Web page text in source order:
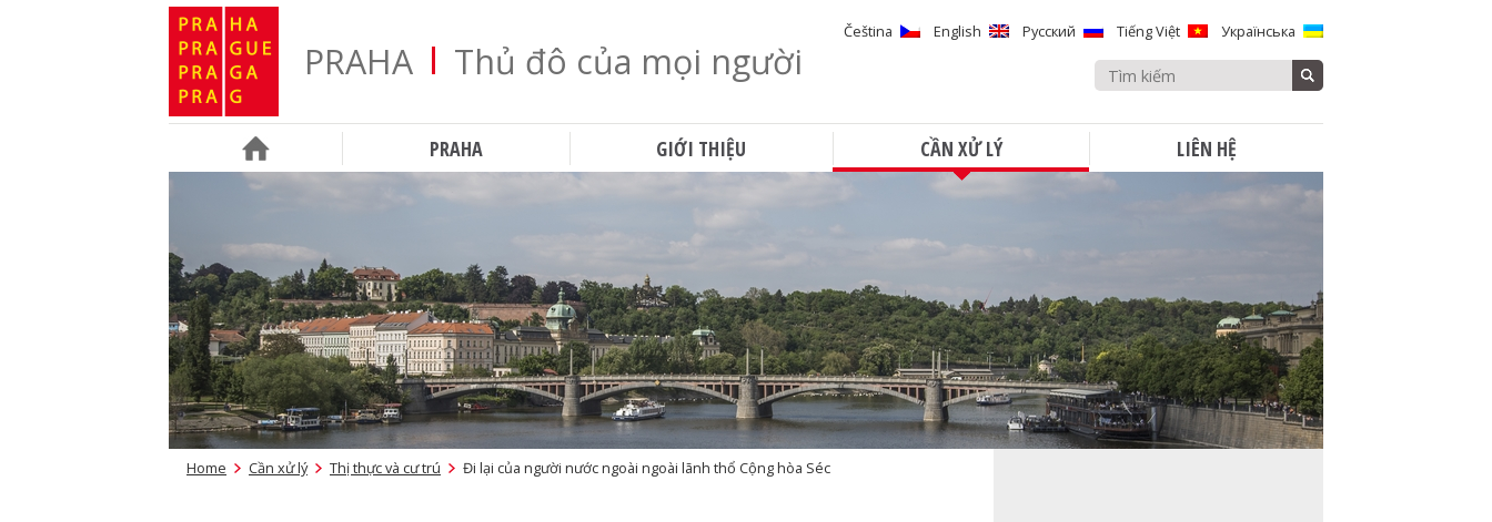
PRAHA Thủ đô của mọi người
Čeština English Русский Tiếng Việt Українська
Tìm kiếm
PRAHA GIỚI THIỆU CẦN XỬ LÝ LIÊN HỆ
Home Cần xử lý Thị thực và cư trú Đi lại của người nước ngoài ngoài lãnh thổ Cộng hòa Séc